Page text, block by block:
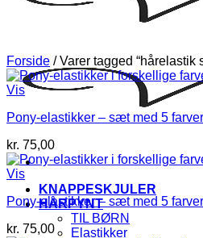
KNAPPESKJULER
HÅRPYNT
TIL BØRN
Elastikker
Forside /Varer tagged “hårelastik
Vis
Pony-elastikker – sæt med 5 farver
kr. 75,00
Vis
Pony-elastikker – sæt med 5 farver
kr. 75,00